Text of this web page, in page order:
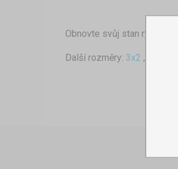
Obnovte svůj stan rychle
Další rozměry: 3x2 ,